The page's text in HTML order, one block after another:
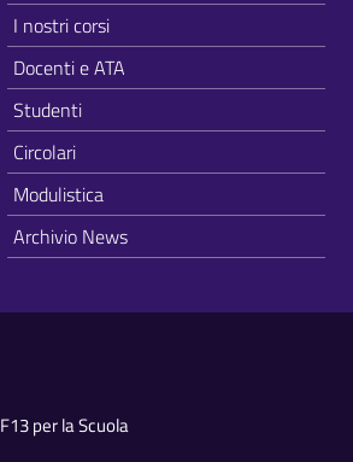
I nostri corsi
Docenti e ATA
Studenti
Circolari
Modulistica
Archivio News
F13 per la Scuola